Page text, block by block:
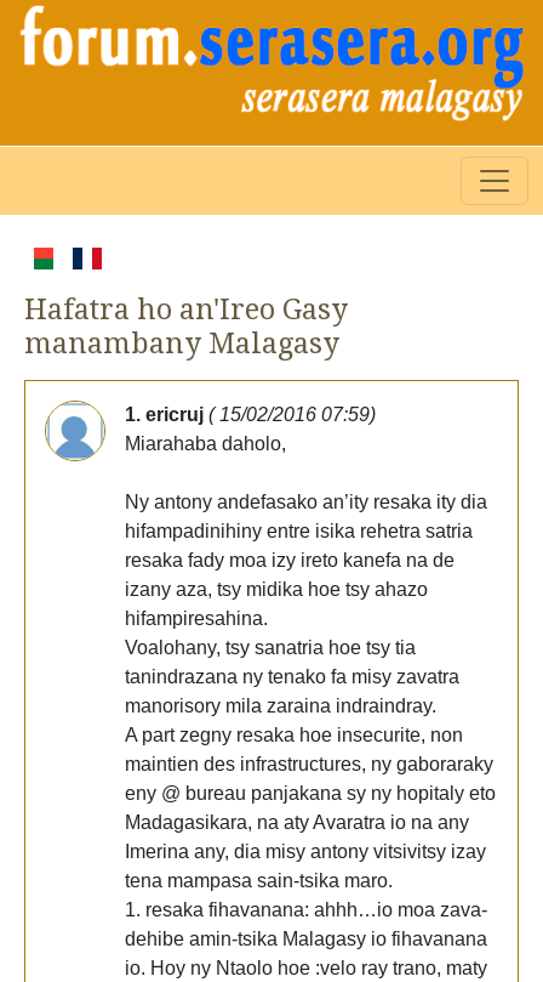
Hafatra ho an'Ireo Gasy
manambany Malagasy
1. ericruj ( 15/02/2016 07:59)
Miarahaba daholo,
Ny antony andefasako an’ity resaka ity dia
hifampadinihiny entre isika rehetra satria
resaka fady moa izy ireto kanefa na de
izany aza, tsy midika hoe tsy ahazo
hifampiresahina.
Voalohany, tsy sanatria hoe tsy tia
tanindrazana ny tenako fa misy zavatra
manorisory mila zaraina indraindray.
A part zegny resaka hoe insecurite, non
maintien des infrastructures, ny gaboraraky
eny @ bureau panjakana sy ny hopitaly eto
Madagasikara, na aty Avaratra io na any
Imerina any, dia misy antony vitsivitsy izay
tena mampasa sain-tsika maro.
1. resaka fihavanana: ahhh…io moa zava-
dehibe amin-tsika Malagasy io fihavanana
io. Hoy ny Ntaolo hoe :velo ray trano, maty